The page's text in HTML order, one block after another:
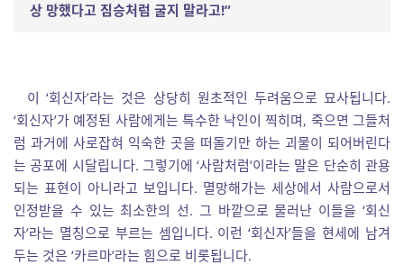
상 망했다고 짐승처럼 굴지 말라고!”
이 ‘회신자’라는 것은 상당히 원초적인 두려움으로 묘사됩니다.
‘회신자’가 예정된 사람에게는 특수한 낙인이 찍히며, 죽으면 그들처
럼 과거에 사로잡혀 익숙한 곳을 떠돌기만 하는 괴물이 되어버린다
는 공포에 시달립니다. 그렇기에 ‘사람처럼’이라는 말은 단순히 관용
되는 표현이 아니라고 보입니다. 멸망해가는 세상에서 사람으로서
인정받을 수 있는 최소한의 선. 그 바깥으로 물러난 이들을 ‘회신
자’라는 멸칭으로 부르는 셈입니다. 이런 ‘회신자’들을 현세에 남겨
두는 것은 ‘카르마’라는 힘으로 비롯됩니다.